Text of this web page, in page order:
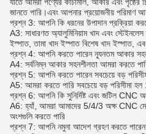
জানতে পারি।এবং আপনার প্রয়োজনীয় পরিমাণ
প্রশ্ন 3: আপনি কি ধরনের উপাদান প্রক্রিয়া
A3: সাধারণত অ্যালুমিনিয়াম খাদ এবং
ইস্পাত, তামা খাদ ইস্পাত বিশেষ খাদ ইস্পাত,
প্রশ্ন 4: আপনি করতে পারেন ন্যূনতম আকার
A4: সর্বনিম্ন আকার সহনশীলতা আমরা করতে
প্রশ্ন 5: আপনি করতে পারেন সবচেয়ে বড়
A5: আমরা করতে পারি সবচেয়ে বড় পরিসীমা
প্রশ্ন 6: আপনি কি সুনির্দিষ্ট এবং জটিল CNC
A6: হ্যাঁ, আমরা আমাদের 5/4/3 অক্ষ CNC
অংশগুলি করতে পারি
প্রশ্ন 7: আপনি নমুনা আদেশ গ্রহণ করতে